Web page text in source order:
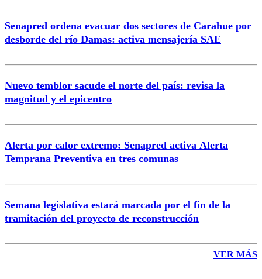
Correo
Senapred ordena evacuar dos sectores de Carahue por
desborde del río Damas: activa mensajería SAE
Nuevo temblor sacude el norte del país: revisa la
magnitud y el epicentro
Alerta por calor extremo: Senapred activa Alerta
Temprana Preventiva en tres comunas
Semana legislativa estará marcada por el fin de la
tramitación del proyecto de reconstrucción
VER MÁS